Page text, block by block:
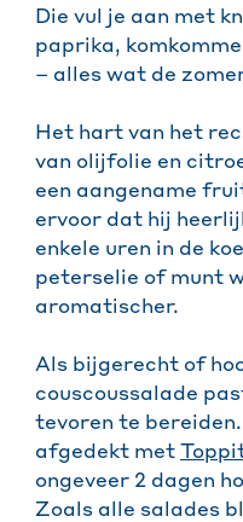
Die vul je aan met
paprika,
– alles wat de
Het hart van het
van olijfolie en
een aangename
ervoor dat hij
enkele uren in de
peterselie of munt
aromatischer.
Als bijgerecht of
couscoussalade
tevoren te
afgedekt met
ongeveer 2 dagen
Zoals alle salades